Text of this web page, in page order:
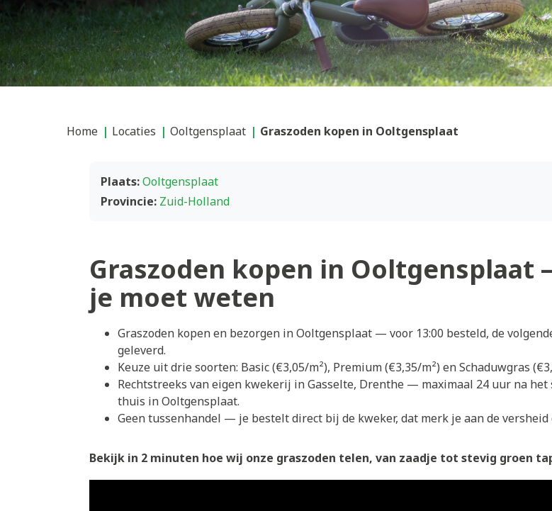
Home Locaties Ooltgensplaat Graszoden kopen in Ooltgensplaat
Plaats:Ooltgensplaat
Provincie: Zuid-Holland
Graszoden kopen in Ooltgensplaat
je moet weten
Graszoden kopen en bezorgen in Ooltgensplaat — voor 13:00 besteld, de
geleverd.
Keuze uit drie soorten: Basic (€3,05/m²), Premium (€3,35/m²) en Schaduwgras
Rechtstreeks van eigen kwekerij in Gasselte, Drenthe — maximaal 24 uur na
thuis in Ooltgensplaat.
Geen tussenhandel — je bestelt direct bij de kweker, dat merk je aan de versheid
Bekijk in 2 minuten hoe wij onze graszoden telen, van zaadje tot stevig groen